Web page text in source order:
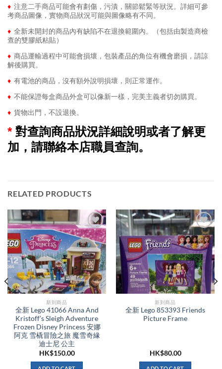
♦ 注意二手商品可能會有劃傷，污漬，關節鬆緊等狀況。詳細可參
考商品圖像，實物商品狀況可能與圖像略有不同。
♦ 全新未開封的商品內有缺陷不在退換範圍內。（包括由製造商檢
查的雙膠紙粘貼）
♦ 商品運輸過程中可能會損壞，包裝產品的角位有機會磨損，請諒
解後購買。
♦ 有電池的商品，沒有額外說明損壞，則正常運作。
♦ 不能保證每盒商品外盒可以像新一樣，完美主義者切勿購買。
♦ 貨物出門，不設退換。
* 對查詢商品狀況詳細說明或者了解更
加，請聯絡本店職員查詢。
RELATED PRODUCTS
新到商品​
全新 Lego 41066 Anna And
Kristoff’s Sleigh Adventure
Frozen Disney Princess 安娜
阿克 雪橇冒險之旅 魔雪奇緣
迪士尼 公主
HK$150.00
新到商品​
全新 Lego 853393 Friends
Picture Frame
HK$80.00